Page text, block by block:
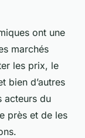
ont une
marchés
les prix, le
bien d’autres
acteurs du
près et de les